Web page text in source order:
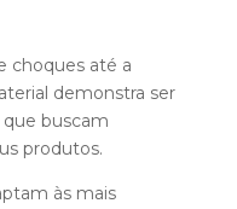
choques até a
demonstra ser
buscam
produtos.
às mais